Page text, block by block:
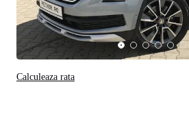
Calculeaza rata